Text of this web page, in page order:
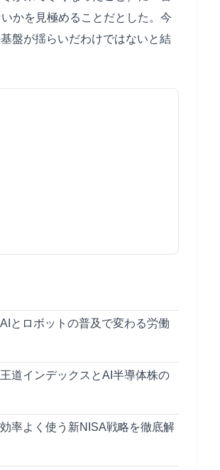
かを見極めることだとした。今
盤が揺らいだわけではないと結
とロボットの普及で変わる労働
道インデックスとAI半導体株の
率よく使う新NISA戦略を徹底解